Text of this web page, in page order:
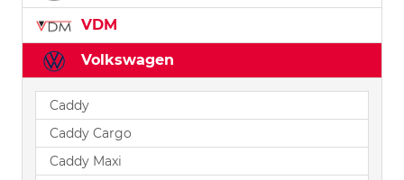
VDM
Volkswagen
Caddy
Caddy Cargo
Caddy Maxi